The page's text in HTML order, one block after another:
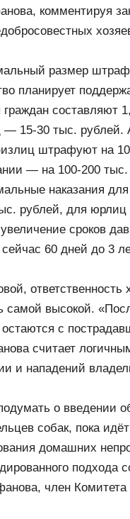
комментируя
размер
планирует
составляют
15-30 тыс. рублей.
штрафуют на
— на 100-200 тыс.
наказания
рублей, для
сроков
60 дней до 3
высокой.
с
считает
и нападений
о введении
собак, пока
домашних
подхода
член Комитета